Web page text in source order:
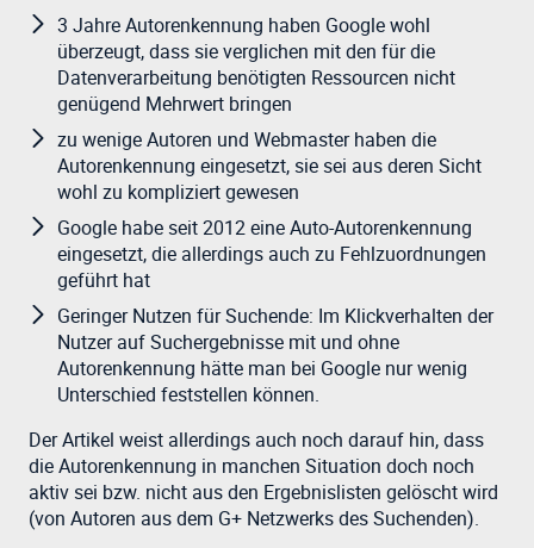
3 Jahre Autorenkennung haben Google wohl
überzeugt, dass sie verglichen mit den für die
Datenverarbeitung benötigten Ressourcen nicht
genügend Mehrwert bringen
zu wenige Autoren und Webmaster haben die
Autorenkennung eingesetzt, sie sei aus deren Sicht
wohl zu kompliziert gewesen
Google habe seit 2012 eine Auto-Autorenkennung
eingesetzt, die allerdings auch zu Fehlzuordnungen
geführt hat
Geringer Nutzen für Suchende: Im Klickverhalten der
Nutzer auf Suchergebnisse mit und ohne
Autorenkennung hätte man bei Google nur wenig
Unterschied feststellen können.
Der Artikel weist allerdings auch noch darauf hin, dass
die Autorenkennung in manchen Situation doch noch
aktiv sei bzw. nicht aus den Ergebnislisten gelöscht wird
(von Autoren aus dem G+ Netzwerks des Suchenden).